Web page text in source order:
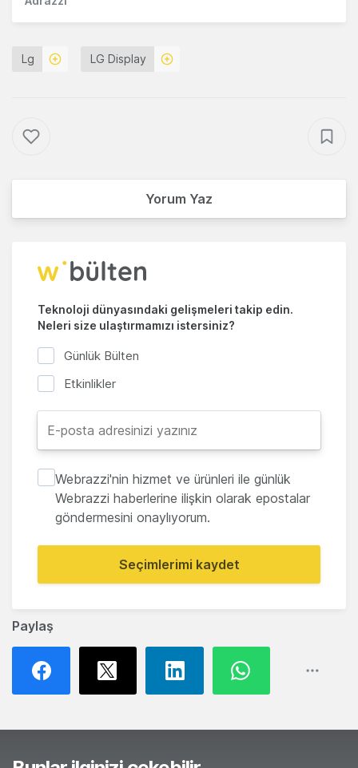
Paylaş
Lg LG Display
Yorum Yaz
Teknoloji dünyasındaki gelişmeleri takip edin.
Neleri size ulaştırmamızı istersiniz?
Günlük Bülten
Etkinlikler
Webrazzi'nin hizmet ve ürünleri ile günlük
Webrazzi haberlerine ilişkin olarak epostalar
göndermesini onaylıyorum.
Seçimlerimi kaydet